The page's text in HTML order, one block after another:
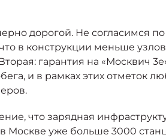
дорогой. Не согласимся
в конструкции меньше
гарантия на «Москвич
и в рамках этих отметок
что зарядная
в Москве уже больше 3000